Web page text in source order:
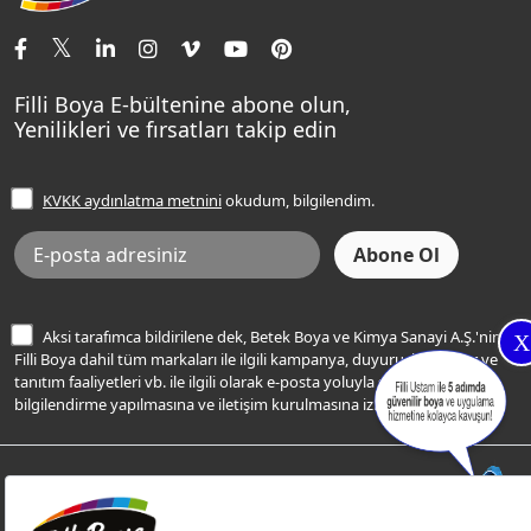
X
Tavan Boyaları
Ev Bakım ve Hobi Boyaları
Yatak Odası Renkleri
Sentomaxx Sentetik Boya
Sentomaxx İpeksi Mat
Momento Life
Şampanya Rengi
Açık Mavi Rengi
Frezya Rengi
İletişim Bilgilerimiz
Renk Danışma
Filli Ustam
Sıkça Sorulan Sorular
Ücretsiz Yalıtım Keşif Hizmeti
Bilgi Toplumu Hizmetleri
İnternet Sitesi Kullanım Koşulları
KVKK Talep Formu
KVKK Aydınlatma Metni
Filli Boya E-bültenine abone olun,
Yenilikleri ve fırsatları takip edin
KVKK aydınlatma metniniokudum, bilgilendim.
Aksi tarafımca bildirilene dek, Betek Boya ve Kimya Sanayi A.Ş.'nin
Filli Boya dahil tüm markaları ile ilgili kampanya, duyuru, hizmetler ve
tanıtım faaliyetleri vb. ile ilgili olarak e-posta yoluyla şahsıma
bilgilendirme yapılmasına ve iletişim kurulmasına izin veriyorum.